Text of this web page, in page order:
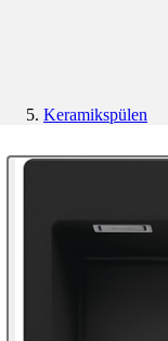
Keramikspülen